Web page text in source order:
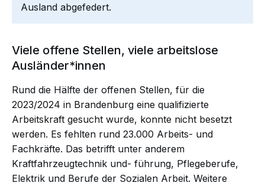
Ausland abgefedert.
Viele offene Stellen, viele arbeitslose
Ausländer*innen
Rund die Hälfte der offenen Stellen, für die
2023/2024 in Brandenburg eine qualifizierte
Arbeitskraft gesucht wurde, konnte nicht besetzt
werden. Es fehlten rund 23.000 Arbeits- und
Fachkräfte. Das betrifft unter anderem
Kraftfahrzeugtechnik und- führung, Pflegeberufe,
Elektrik und Berufe der Sozialen Arbeit. Weitere